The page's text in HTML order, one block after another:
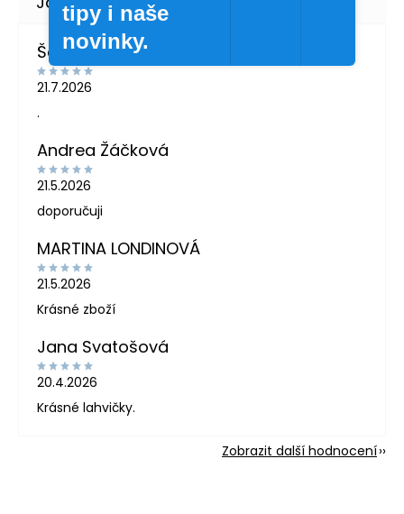
Šárka Švábová
21.7.2026
.
Andrea Žáčková
21.5.2026
doporučuji
MARTINA LONDINOVÁ
21.5.2026
Krásné zboží
Jana Svatošová
20.4.2026
Krásné lahvičky.
Zobrazit další hodnocení
tipy i naše
novinky.